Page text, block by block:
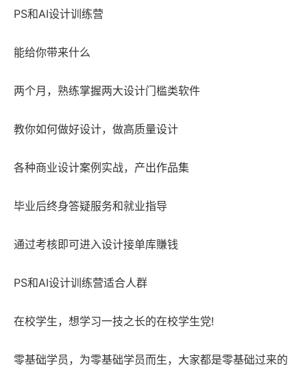
PS和AI设计训练营
能给你带来什么
两个月，熟练掌握两大设计门槛类软件
教你如何做好设计，做高质量设计
各种商业设计案例实战，产出作品集
毕业后终身答疑服务和就业指导
通过考核即可进入设计接单库賺钱
PS和AI设计训练营适合人群
在校学生，想学习一技之长的在校学生党!
零基础学员，为零基础学员而生，大家都是零基础过来的